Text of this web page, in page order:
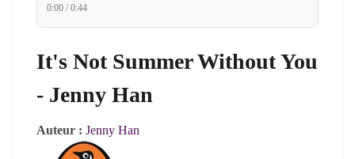
0:00 / 0:44
It's Not Summer Without You
- Jenny Han
Auteur : Jenny Han